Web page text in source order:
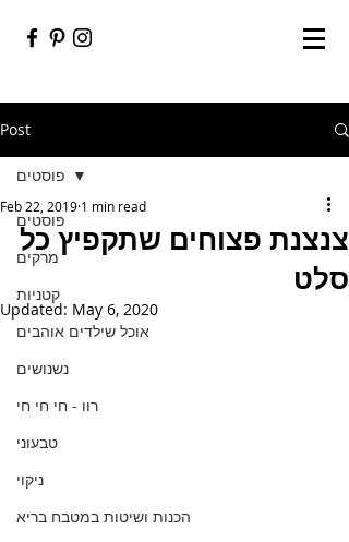
Post
פוסטים
מרקים
קטניות
אוכל שילדים אוהבים
נשנושים
רוו - חי חי חי
טבעוני
ניקוי
הכנות ושיטות במטבח בריא
פוסטים
צנצנת פצוחים שתקפיץ כל
סלט
Feb 22, 2019 1 min read
Updated: May 6, 2020